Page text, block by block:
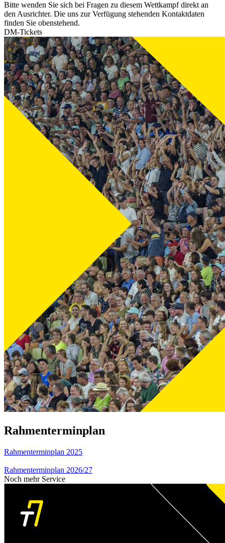
Bitte wenden Sie sich bei Fragen zu diesem Wettkampf direkt an
den Ausrichter. Die uns zur Verfügung stehenden Kontaktdaten
finden Sie obenstehend.
DM-Tickets
Rahmenterminplan
Rahmenterminplan 2025
Rahmenterminplan 2026/27
Noch mehr Service